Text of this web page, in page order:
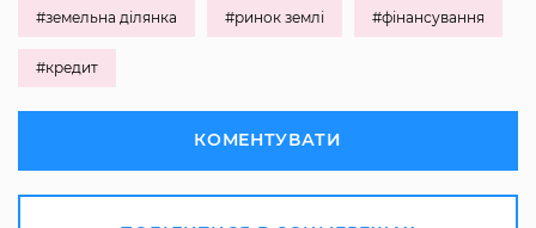
#земельна ділянка #ринок землі #фінансування
#кредит
КОМЕНТУВАТИ